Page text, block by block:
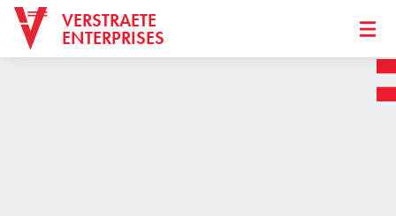
VERSTRAETE
ENTERPRISES